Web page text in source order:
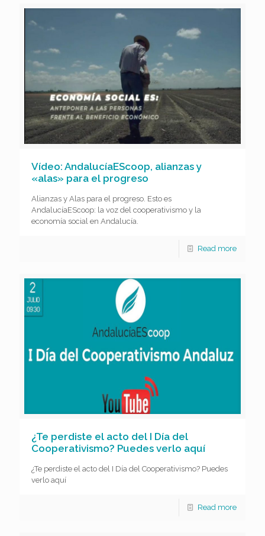
Vídeo: AndalucíaEScoop, alianzas y
«alas» para el progreso
Alianzas y Alas para el progreso. Esto es
AndalucíaEScoop: la voz del cooperativismo y la
economía social en Andalucía.
Read more
¿Te perdiste el acto del I Día del
Cooperativismo? Puedes verlo aquí
¿Te perdiste el acto del I Día del Cooperativismo? Puedes
verlo aquí
Read more